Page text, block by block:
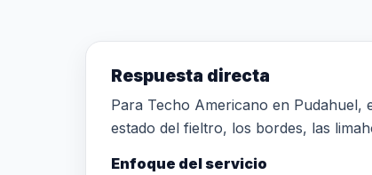
Respuesta directa
Para Techo Americano en Pudahuel,
estado del fieltro, los bordes, las
Enfoque del servicio